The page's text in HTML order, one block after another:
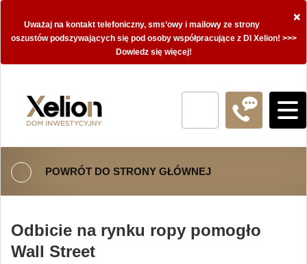
×
Uważaj na kontakt telefoniczny, sms’owy i mailowy ze strony
oszustów podszywających się pod osoby współpracujące z DI Xelion! >>>
Dowiedz się więcej!
POWRÓT DO STRONY GŁÓWNEJ
Odbicie na rynku ropy pomogło
Wall Street